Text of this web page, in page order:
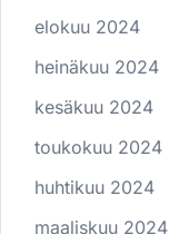
elokuu 2024
heinäkuu 2024
kesäkuu 2024
toukokuu 2024
huhtikuu 2024
maaliskuu 2024